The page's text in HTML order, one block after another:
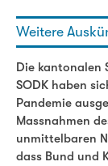
Weitere
Gaby Szöllösy
076 336 47 98
Die kantonalen
SODK haben
Pandemie
Massnahmen
unmittelbaren
dass Bund und